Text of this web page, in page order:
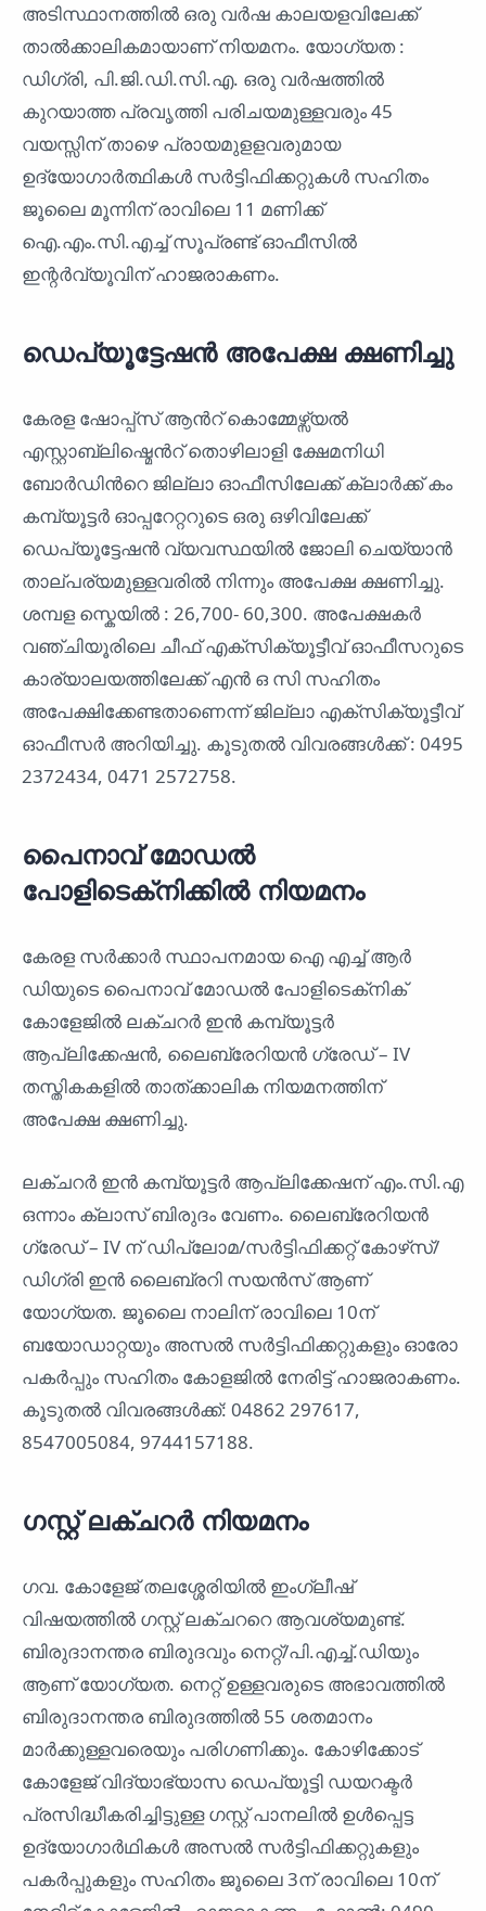
അടിസ്ഥാനത്തിൽ ഒരു വര്‍ഷ കാലയളവിലേക്ക്‌
താല്‍ക്കാലികമായാണ് നിയമനം. യോഗ്യത :
ഡിഗ്രി, പി.ജി.ഡി.സി.എ. ഒരു വര്‍ഷത്തില്‍
കുറയാത്ത പ്രവൃത്തി പരിചയമുള്ളവരും 45
വയസ്സിന്‌ താഴെ പ്രായമുളളവരുമായ
ഉദ്യോഗാർത്ഥികൾ സര്‍ട്ടിഫിക്കറ്റുകള്‍ സഹിതം
ജൂലൈ മൂന്നിന് രാവിലെ 11 മണിക്ക്‌
ഐ.എം.സി.എച്ച്‌ സൂപ്രണ്ട്‌ ഓഫീസില്‍
ഇന്റര്‍വ്യൂവിന്‌ ഹാജരാകണം.
ഡെപ്യൂട്ടേഷന്‍ അപേക്ഷ ക്ഷണിച്ചു
കേരള ഷോപ്പ്സ് ആന്‍റ് കൊമ്മേഴ്സ്യല്‍
എസ്റ്റാബ്ലിഷ്മെന്‍റ് തൊഴിലാളി ക്ഷേമനിധി
ബോര്‍ഡിന്‍റെ ജില്ലാ ഓഫീസിലേക്ക് ക്ലാര്‍ക്ക് കം
കമ്പ്യൂട്ടര്‍ ഓപ്പറേറ്ററുടെ ഒരു ഒഴിവിലേക്ക്
ഡെപ്യൂട്ടേഷന്‍ വ്യവസ്ഥയില്‍ ജോലി ചെയ്യാന്‍
താല്പര്യമുള്ളവരില്‍ നിന്നും അപേക്ഷ ക്ഷണിച്ചു.
ശമ്പള സ്കെയിൽ : 26,700- 60,300. അപേക്ഷകര്‍
വഞ്ചിയൂരിലെ ചീഫ് എക്സിക്യൂട്ടീവ് ഓഫീസറുടെ
കാര്യാലയത്തിലേക്ക് എൻ ഒ സി സഹിതം
അപേക്ഷിക്കേണ്ടതാണെന്ന് ജില്ലാ എക്സിക്യൂട്ടീവ്
ഓഫീസർ അറിയിച്ചു. കൂടുതൽ വിവരങ്ങൾക്ക് : 0495
2372434, 0471 2572758.
പൈനാവ് മോഡല്‍
പോളിടെക്‌നിക്കില്‍ നിയമനം
കേരള സര്‍ക്കാര്‍ സ്ഥാപനമായ ഐ എച്ച് ആര്‍
ഡിയുടെ പൈനാവ് മോഡല്‍ പോളിടെക്‌നിക്
കോളേജില്‍ ലക്ചറര്‍ ഇന്‍ കമ്പ്യൂട്ടര്‍
ആപ്ലിക്കേഷന്‍, ലൈബ്രേറിയന്‍ ഗ്രേഡ് – IV
തസ്തികകളില്‍ താത്ക്കാലിക നിയമനത്തിന്
അപേക്ഷ ക്ഷണിച്ചു.
ലക്ചറര്‍ ഇന്‍ കമ്പ്യൂട്ടര്‍ ആപ്ലിക്കേഷന് എം.സി.എ
ഒന്നാം ക്ലാസ് ബിരുദം വേണം. ലൈബ്രേറിയന്‍
ഗ്രേഡ് – IV ന് ഡിപ്ലോമ/സര്‍ട്ടിഫിക്കറ്റ് കോഴ്‌സ്/
ഡിഗ്രി ഇന്‍ ലൈബ്രറി സയന്‍സ് ആണ്
യോഗ്യത. ജൂലൈ നാലിന് രാവിലെ 10ന്
ബയോഡാറ്റയും അസല്‍ സര്‍ട്ടിഫിക്കറ്റുകളും ഓരോ
പകര്‍പ്പും സഹിതം കോളജില്‍ നേരിട്ട് ഹാജരാകണം.
കൂടുതല്‍ വിവരങ്ങള്‍ക്ക്: 04862 297617,
8547005084, 9744157188.
ഗസ്റ്റ് ലക്ചറർ നിയമനം
ഗവ. കോളേജ് തലശ്ശേരിയിൽ ഇംഗ്ലീഷ്
വിഷയത്തിൽ ഗസ്റ്റ് ലക്ചററെ ആവശ്യമുണ്ട്.
ബിരുദാനന്തര ബിരുദവും നെറ്റ്/പി.എച്ച്.ഡിയും
ആണ് യോഗ്യത. നെറ്റ് ഉള്ളവരുടെ അഭാവത്തിൽ
ബിരുദാനന്തര ബിരുദത്തിൽ 55 ശതമാനം
മാർക്കുള്ളവരെയും പരിഗണിക്കും. കോഴിക്കോട്
കോളേജ് വിദ്യാഭ്യാസ ഡെപ്യൂട്ടി ഡയറക്ടർ
പ്രസിദ്ധീകരിച്ചിട്ടുള്ള ഗസ്റ്റ് പാനലിൽ ഉൾപ്പെട്ട
ഉദ്യോഗാർഥികൾ അസൽ സർട്ടിഫിക്കറ്റുകളും
പകർപ്പുകളും സഹിതം ജൂലൈ 3ന് രാവിലെ 10ന്